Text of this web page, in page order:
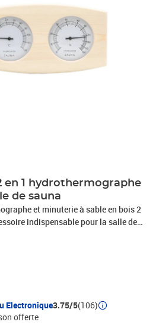
en 1 hydrothermographe
de sauna
et minuterie à sable en bois 2
indispensable pour la salle de
d'un sauna plus confortable.
et l'humidité de la cabine de
l'hygromètre de sauna 2 en 1, vous
la température facilement et avec
chaleur : dotés de verre résistant à la
de sauna et la minuterie à sable sont
chaud et vaporeux d'une
Electronique3.75/5(106)
offerte